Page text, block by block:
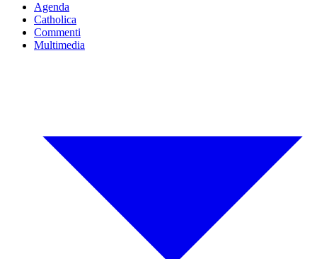
Agenda
Catholica
Commenti
Multimedia